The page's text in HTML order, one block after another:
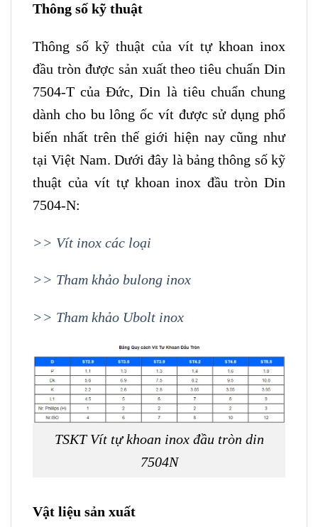
Thông số kỹ thuật
Thông số kỹ thuật của vít tự khoan inox
đầu tròn được sản xuất theo tiêu chuẩn Din
7504-T của Đức, Din là tiêu chuẩn chung
dành cho bu lông ốc vít được sử dụng phổ
biến nhất trên thế giới hiện nay cũng như
tại Việt Nam. Dưới đây là bảng thông số kỹ
thuật của vít tự khoan inox đầu tròn Din
7504-N:
>> Vít inox các loại
>> Tham khảo bulong inox
>> Tham khảo Ubolt inox
TSKT Vít tự khoan inox đầu tròn din
7504N
Vật liệu sản xuất